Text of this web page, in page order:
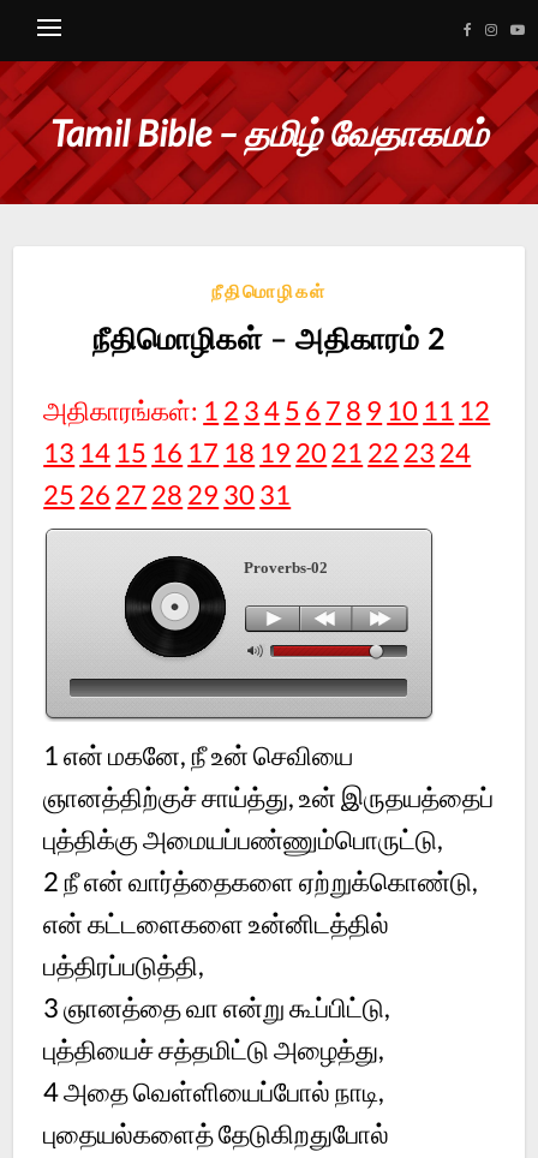
Tamil Bible – தமிழ் வேதாகமம்
நீதிமொழிகள்
நீதிமொழிகள் – அதிகாரம் 2
அதிகாரங்கள்: 1 2 345 6 7 8 9 10 11 12
13 14 15 16 17 18 19 20 21 22 23 24
25 26 27 28 29 30 31
Proverbs-02
1 என் மகனே, நீ உன் செவியை
ஞானத்திற்குச் சாய்த்து, உன் இருதயத்தைப்
புத்திக்கு அமையப்பண்ணும்பொருட்டு,
2 நீ என் வார்த்தைகளை ஏற்றுக்கொண்டு,
என் கட்டளைகளை உன்னிடத்தில்
பத்திரப்படுத்தி,
3 ஞானத்தை வா என்று கூப்பிட்டு,
புத்தியைச் சத்தமிட்டு அழைத்து,
4 அதை வெள்ளியைப்போல் நாடி,
புதையல்களைத் தேடுகிறதுபோல்